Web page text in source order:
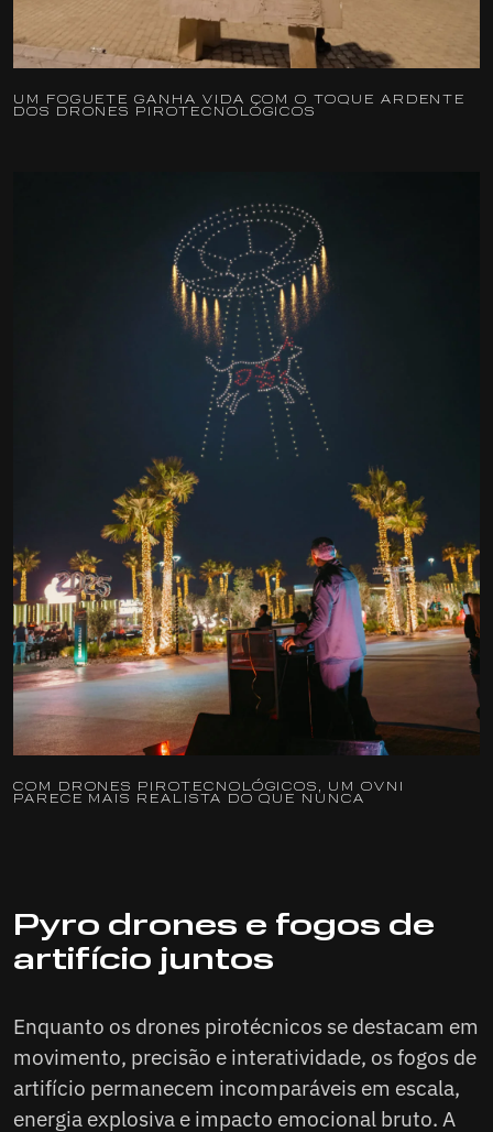
UM FOGUETE GANHA VIDA COM O TOQUE ARDENTE
DOS DRONES PIROTECNOLÓGICOS
COM DRONES PIROTECNOLÓGICOS, UM OVNI
PARECE MAIS REALISTA DO QUE NUNCA
Pyro drones e fogos de
artifício juntos
Enquanto os drones pirotécnicos se destacam em
movimento, precisão e interatividade, os fogos de
artifício permanecem incomparáveis em escala,
energia explosiva e impacto emocional bruto. A